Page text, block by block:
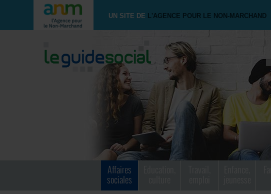
UN SITE DE L'AGENCE POUR LE NON-MARCHAND
Affaires
sociales